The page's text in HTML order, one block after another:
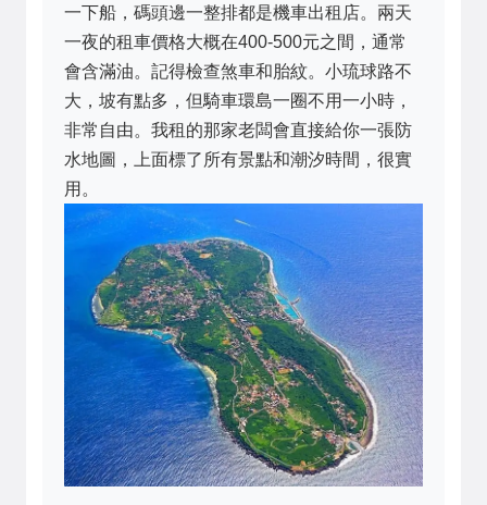
一下船，碼頭邊一整排都是機車出租店。兩天
一夜的租車價格大概在400-500元之間，通常
會含滿油。記得檢查煞車和胎紋。小琉球路不
大，坡有點多，但騎車環島一圈不用一小時，
非常自由。我租的那家老闆會直接給你一張防
水地圖，上面標了所有景點和潮汐時間，很實
用。